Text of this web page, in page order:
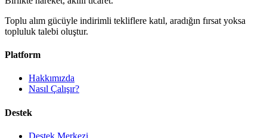
Toplu alım gücüyle indirimli tekliflere katıl, aradığın fırsat yoksa
topluluk talebi oluştur.
Platform
Hakkımızda
Nasıl Çalışır?
Destek
Destek Merkezi